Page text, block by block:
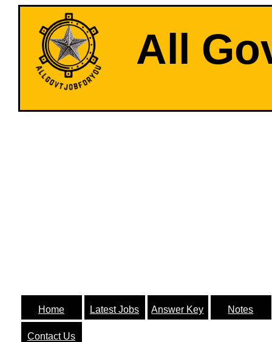
All
Home Latest Jobs Answer Key Notes
Contact Us